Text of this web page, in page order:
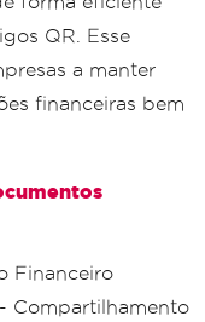
QR. Esse
a manter
financeiras bem
Financeiro
Compartilhamento